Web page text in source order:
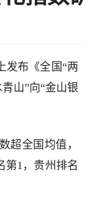
发布《全国“两
山”向“金山银
超全国均值，
第1，贵州排名